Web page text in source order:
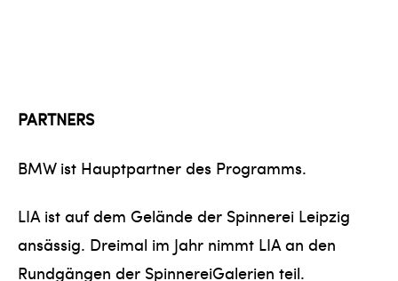
PARTNERS
BMW ist Hauptpartner des Programms.
LIA ist auf dem Gelände der Spinnerei Leipzig
ansässig. Dreimal im Jahr nimmt LIA an den
Rundgängen der SpinnereiGalerien teil.